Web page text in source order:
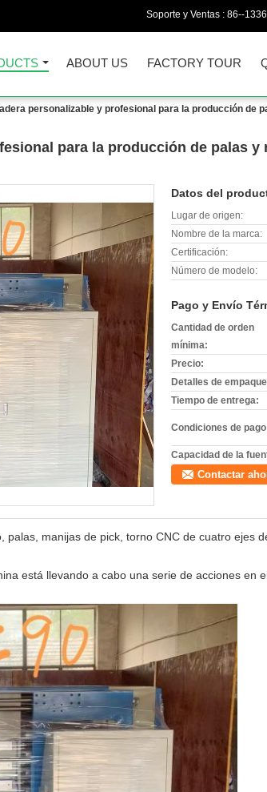
Soporte y Ventas : 86--
ABOUT US FACTORY TOUR
personalizable y profesional para la producción de
para la producción de palas y
Datos del
Lugar de origen:
Nombre de la marca:
Certificación:
Número de modelo:
Pago y Envío
Cantidad de orden
mínima:
Precio:
Detalles de
Tiempo de entrega:
Condiciones de
Capacidad de la
Contactar
manijas de pick, torno CNC de cuatro ejes
está llevando a cabo una serie de acciones en